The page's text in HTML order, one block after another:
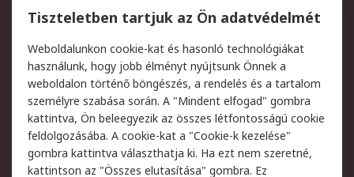
Regisztráció
Szállítás
Termékvisszaküldés
Szolgáltatások
Jogi
Adatvédelmi
szabályzat
Az RS értékesítési
feltételei
Cookie szabályzat
Email biztonság
Tiszteletben tartjuk az Ön adatvédelmét
Weboldalunkon cookie-kat és hasonló technológiákat
használunk, hogy jobb élményt nyújtsunk Önnek a
weboldalon történő böngészés, a rendelés és a tartalom
személyre szabása során. A "Mindent elfogad" gombra
kattintva, Ön beleegyezik az összes létfontosságú cookie
feldolgozásába. A cookie-kat a "Cookie-k kezelése"
gombra kattintva választhatja ki. Ha ezt nem szeretné,
kattintson az "Összes elutasítása" gombra. Ez